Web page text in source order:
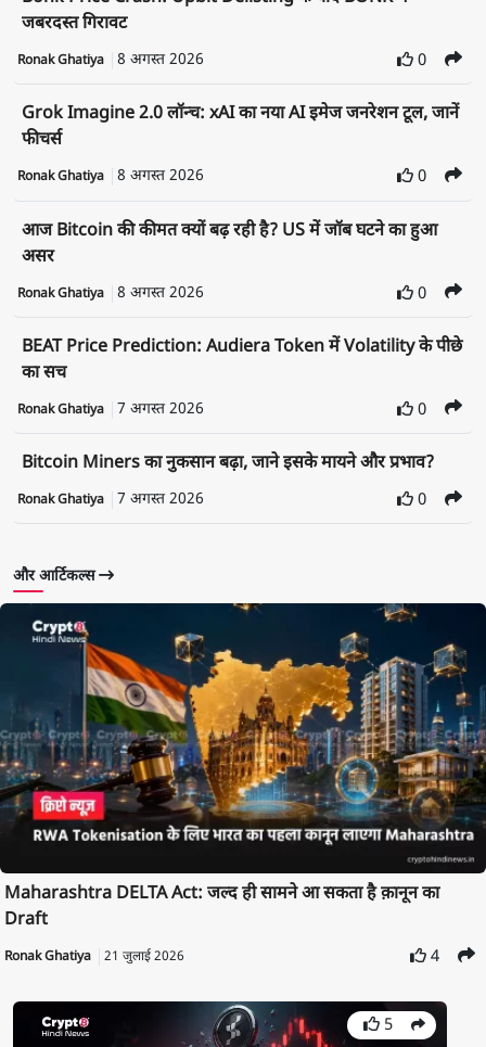
जबरदस्त गिरावट
Ronak Ghatiya 8 अगस्त 2026 0
Grok Imagine 2.0 लॉन्च: xAI का नया AI इमेज जनरेशन टूल, जानें
फीचर्स
Ronak Ghatiya 8 अगस्त 2026 0
आज Bitcoin की कीमत क्यों बढ़ रही है? US में जॉब घटने का हुआ
असर
Ronak Ghatiya 8 अगस्त 2026 0
BEAT Price Prediction: Audiera Token में Volatility के पीछे
का सच
Ronak Ghatiya 7 अगस्त 2026 0
Bitcoin Miners का नुकसान बढ़ा, जाने इसके मायने और प्रभाव?
Ronak Ghatiya 7 अगस्त 2026 0
और आर्टिकल्स
Maharashtra DELTA Act: जल्द ही सामने आ सकता है क़ानून का
Draft
Ronak Ghatiya 21 जुलाई 2026 4
5